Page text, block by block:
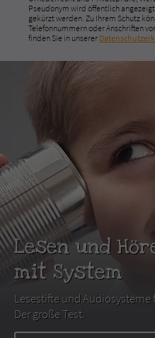
Pseudonym wird öffentlich
gekürzt werden. Zu Ihrem Schutz
Telefonnummern oder Anschriften
finden Sie in unserer
Lesen und
mit System
Lesestifte und Audiosysteme
Der große Test.